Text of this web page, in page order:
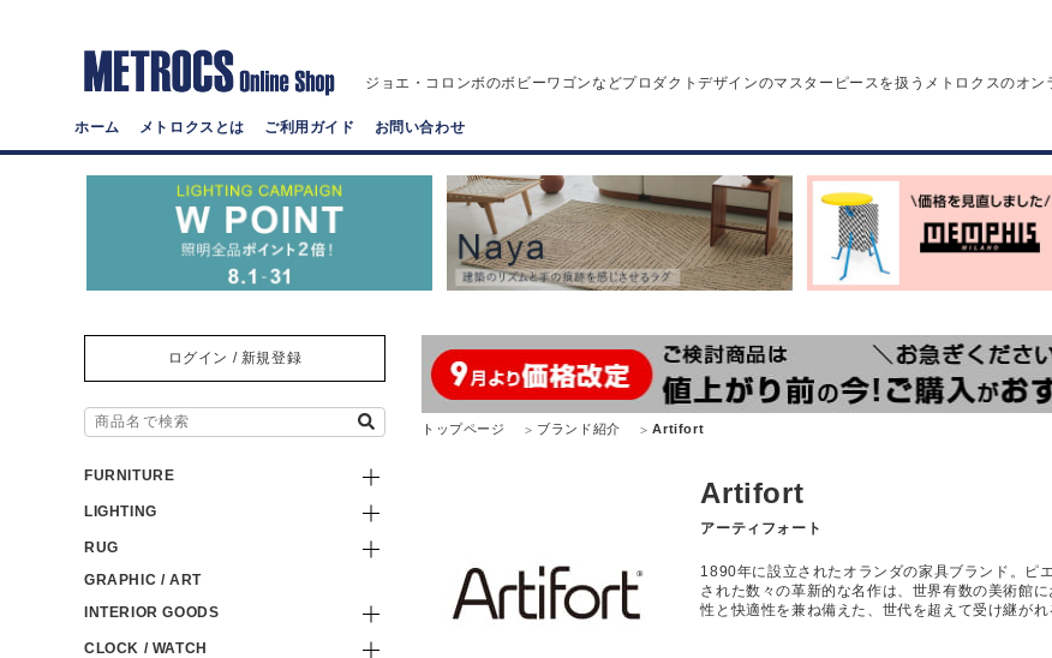
ジョエ・コロンボのボビーワゴンなどプロダクトデザインのマスターピースを扱うメトロクスのオン
ホーム メトロクスとは ご利用ガイド お問い合わせ
ログイン / 新規登録
FURNITURE
LIGHTING
RUG
GRAPHIC / ART
INTERIOR GOODS
CLOCK / WATCH
トップページ ブランド紹介 Artifort
Artifort
アーティフォート
1890年に設立されたオランダの家具ブランド。ピ
された数々の革新的な名作は、世界有数の美術館
性と快適性を兼ね備えた、世代を超えて受け継が